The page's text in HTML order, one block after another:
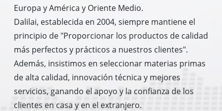
Europa y América y Oriente Medio.
Dalilai, establecida en 2004, siempre mantiene el
principio de "Proporcionar los productos de calidad
más perfectos y prácticos a nuestros clientes".
Además, insistimos en seleccionar materias primas
de alta calidad, innovación técnica y mejores
servicios, ganando el apoyo y la confianza de los
clientes en casa y en el extranjero.